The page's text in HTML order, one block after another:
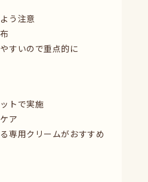
う注意
すいので重点的に
トで実施
ア
専用クリームがおすすめ